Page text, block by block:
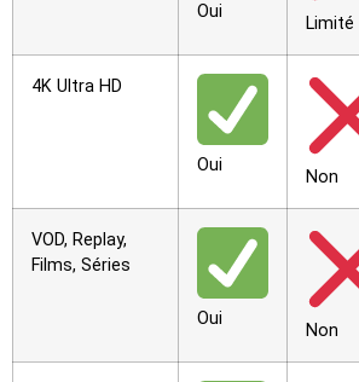
Oui
Limité
4K Ultra HD
Oui
Non
VOD, Replay,
Films, Séries
Oui
Non